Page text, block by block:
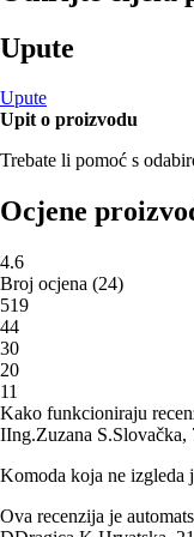
Upute
Upute
Upit o proizvodu
Trebate li pomoć s
Ocjene
4.6
Broj ocjena (24)
519
44
30
20
11
Kako funkcioniraju
IIng.Zuzana S.Slovačka,
Komoda koja ne izgleda
Ova recenzija je